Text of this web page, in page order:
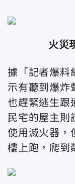
火災
據「記者爆料
示有聽到爆炸
也趕緊逃生跟
民宅的屋主則
使用滅火器，
樓上跑，爬到